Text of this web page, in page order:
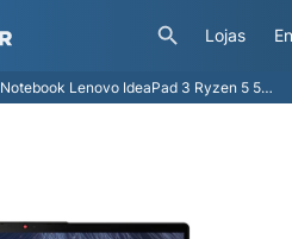
Lojas
Notebook Lenovo IdeaPad 3 Ryzen 5 5500U 12GB RAM SSD 256GB Linux Prata - 82MFS00000